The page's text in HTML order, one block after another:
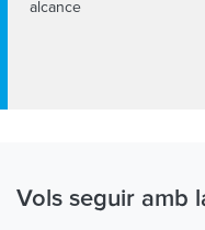
alcance
Vols seguir amb